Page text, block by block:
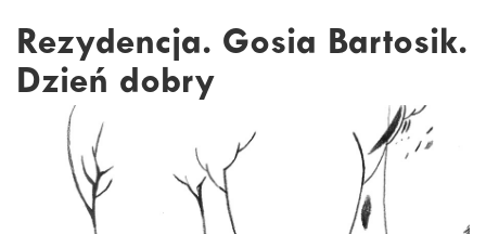
Rezydencja. Gosia Bartosik.
Dzień dobry